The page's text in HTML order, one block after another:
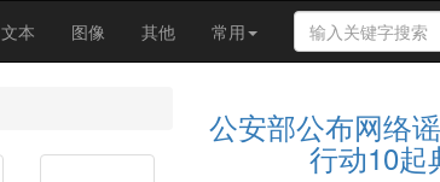
文本 图像 其他 常用
搜
索
关
字
公安部公布网络
行动10起